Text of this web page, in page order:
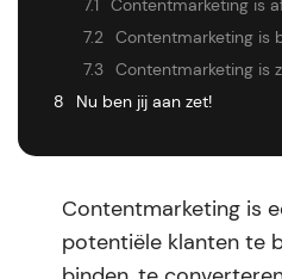
7.1
Contentmarketing is
7.2 Contentmarketing is
7.3 Contentmarketing is
8
Nu ben jij aan zet!
Contentmarketing is
potentiële klanten te